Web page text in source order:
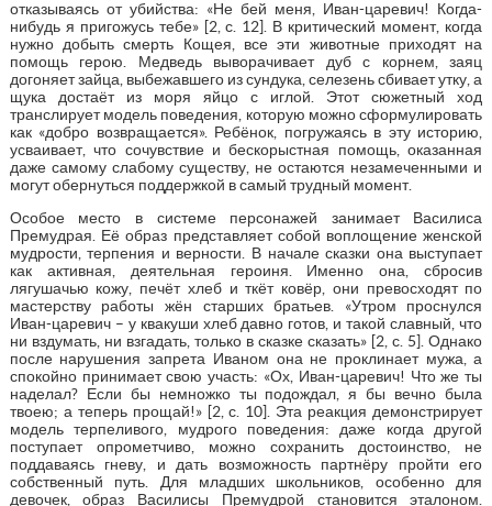
отказываясь от убийства: «Не бей меня, Иван-царевич! Когда-
нибудь я пригожусь тебе» [2, с. 12]. В критический момент, когда
нужно добыть смерть Кощея, все эти животные приходят на
помощь герою. Медведь выворачивает дуб с корнем, заяц
догоняет зайца, выбежавшего из сундука, селезень сбивает утку, а
щука достаёт из моря яйцо с иглой. Этот сюжетный ход
транслирует модель поведения, которую можно сформулировать
как «добро возвращается». Ребёнок, погружаясь в эту историю,
усваивает, что сочувствие и бескорыстная помощь, оказанная
даже самому слабому существу, не остаются незамеченными и
могут обернуться поддержкой в самый трудный момент.
Особое место в системе персонажей занимает Василиса
Премудрая. Её образ представляет собой воплощение женской
мудрости, терпения и верности. В начале сказки она выступает
как активная, деятельная героиня. Именно она, сбросив
лягушачью кожу, печёт хлеб и ткёт ковёр, они превосходят по
мастерству работы жён старших братьев. «Утром проснулся
Иван-царевич – у квакуши хлеб давно готов, и такой славный, что
ни вздумать, ни взгадать, только в сказке сказать» [2, с. 5]. Однако
после нарушения запрета Иваном она не проклинает мужа, а
спокойно принимает свою участь: «Ох, Иван-царевич! Что же ты
наделал? Если бы немножко ты подождал, я бы вечно была
твоею; а теперь прощай!» [2, с. 10]. Эта реакция демонстрирует
модель терпеливого, мудрого поведения: даже когда другой
поступает опрометчиво, можно сохранить достоинство, не
поддаваясь гневу, и дать возможность партнёру пройти его
собственный путь. Для младших школьников, особенно для
девочек, образ Василисы Премудрой становится эталоном.